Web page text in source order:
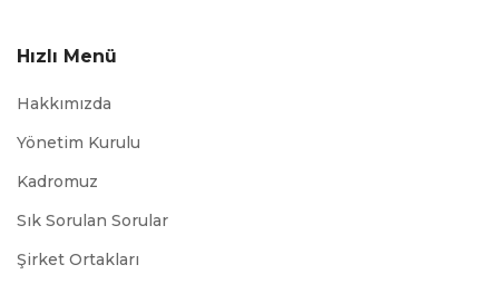
Hızlı Menü
Hakkımızda
Yönetim Kurulu
Kadromuz
Sık Sorulan Sorular
Şirket Ortakları